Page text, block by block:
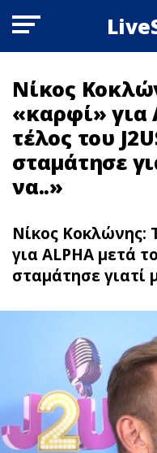
Νίκος
«καρφί» για
τέλος του
σταμάτησε
να..»
Νίκος Κοκλώνης:
για ALPHA μετά
σταμάτησε γιατί